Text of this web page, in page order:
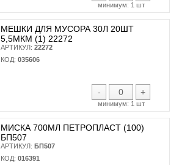
минимум: 1 шт
МЕШКИ ДЛЯ МУСОРА 30Л 20ШТ
5,5МКМ (1) 22272
АРТИКУЛ: 22272
КОД: 035606
- +
минимум: 1 шт
МИСКА 700МЛ ПЕТРОПЛАСТ (100)
БП507
АРТИКУЛ: БП507
КОД: 016391